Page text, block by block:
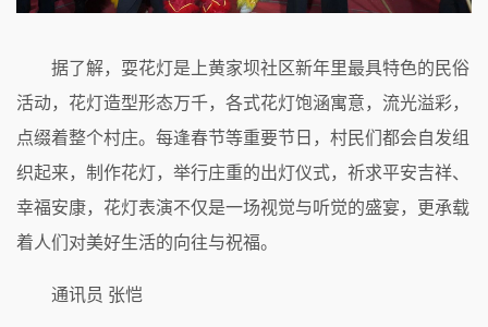
据了解，耍花灯是上黄家坝社区新年里最具特色的民俗
活动，花灯造型形态万千，各式花灯饱涵寓意，流光溢彩，
点缀着整个村庄。每逢春节等重要节日，村民们都会自发组
织起来，制作花灯，举行庄重的出灯仪式，祈求平安吉祥、
幸福安康，花灯表演不仅是一场视觉与听觉的盛宴，更承载
着人们对美好生活的向往与祝福。
通讯员 张恺